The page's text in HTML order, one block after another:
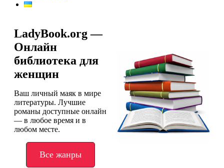
LadyBook.org —
Онлайн
библиотека для
женщин
Ваш личный маяк в мире
литературы. Лучшие
романы доступные онлайн
— в любое время и в
любом месте.
Все жанры